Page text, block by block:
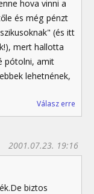
hova vinni a
és még pénzt
(és itt
mert hallotta
pótolni, amit
lehetnének,
Válasz erre
2001.07.23. 19:16
biztos